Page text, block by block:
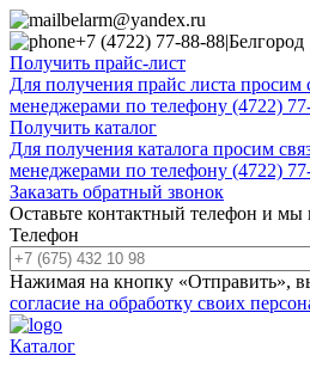
belarm@yandex.ru
+7 (4722) 77-88-88|Белгород
Получить прайс-лист
Для получения прайс листа просим
менеджерами по телефону (4722)
Получить каталог
Для получения каталога просим
менеджерами по телефону (4722)
Заказать обратный звонок
Оставьте контактный телефон и мы
Телефон
Нажимая на кнопку «Отправить»,
согласие на обработку своих
Каталог